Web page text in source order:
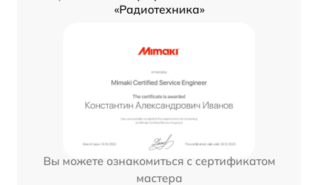
«Радиотехника»
Вы можете ознакомиться с сертификатом
мастера